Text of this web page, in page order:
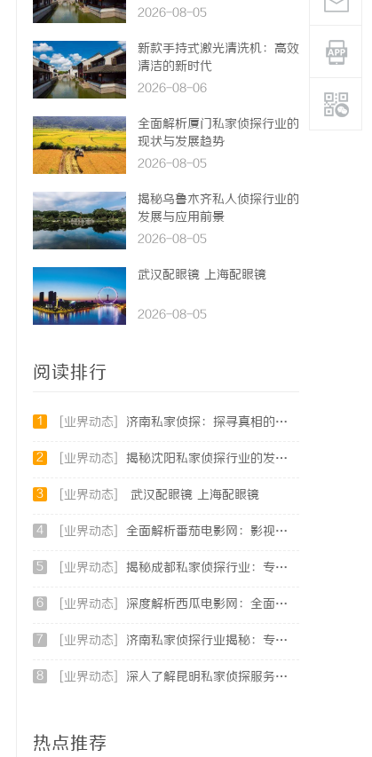
2026-08-05
新款手持式激光清洗机：高效
清洁的新时代
2026-08-06
全面解析厦门私家侦探行业的
现状与发展趋势
2026-08-05
揭秘乌鲁木齐私人侦探行业的
发展与应用前景
2026-08-05
武汉配眼镜 上海配眼镜
2026-08-05
阅读排行
1 [业界动态] 济南私家侦探：探寻真相的隐秘守护者
2 [业界动态] 揭秘沈阳私家侦探行业的发展与应用：专业侦探服务的全方位解析
3 [业界动态] 武汉配眼镜 上海配眼镜
4 [业界动态] 全面解析番茄电影网：影视爱好者的最佳资源站
5 [业界动态] 揭秘成都私家侦探行业：专业服务助力城市安宁
6 [业界动态] 深度解析西瓜电影网：全面体验影视娱乐新天地
7 [业界动态] 济南私家侦探行业揭秘：专业服务与案件解析全方位指南
8 [业界动态] 深入了解昆明私家侦探服务的重要性与选择指南
热点推荐